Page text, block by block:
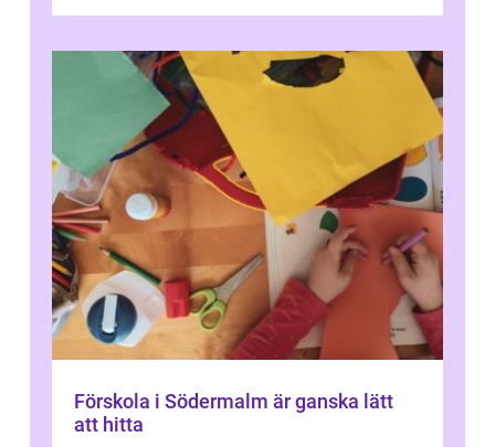
Förskola i Södermalm är ganska lätt
att hitta